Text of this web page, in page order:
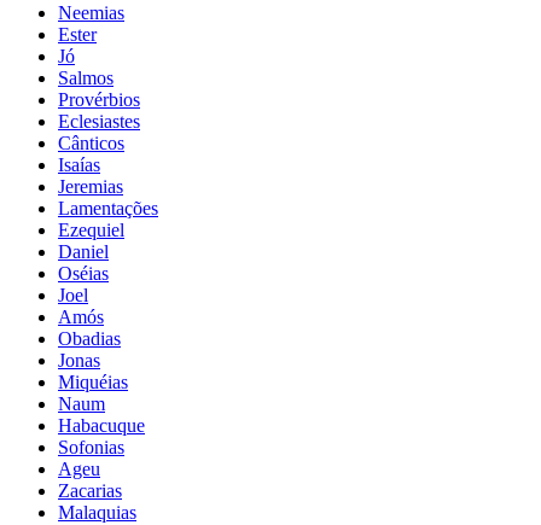
Neemias
Ester
Jó
Salmos
Provérbios
Eclesiastes
Cânticos
Isaías
Jeremias
Lamentações
Ezequiel
Daniel
Oséias
Joel
Amós
Obadias
Jonas
Miquéias
Naum
Habacuque
Sofonias
Ageu
Zacarias
Malaquias